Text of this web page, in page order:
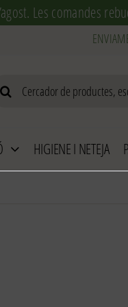
Les comandes
HIGIENE I NETEJA